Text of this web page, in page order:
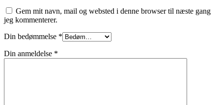
Gem mit navn, mail og websted i denne browser til næste gang
jeg kommenterer.
Din bedømmelse *
Din anmeldelse *